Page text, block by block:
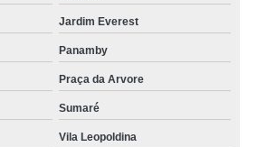
Jardim Everest
Panamby
Praça da Arvore
Sumaré
Vila Leopoldina